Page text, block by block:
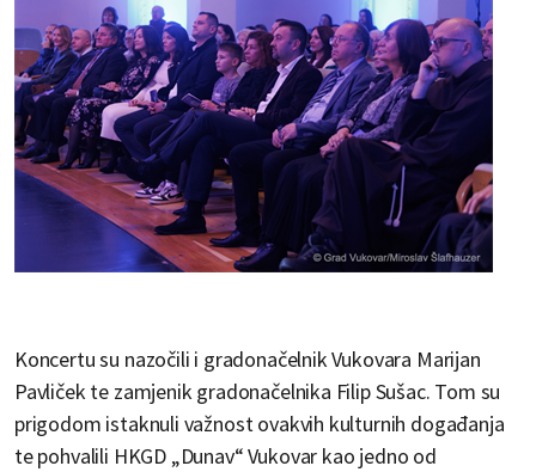
Koncertu su nazočili i gradonačelnik Vukovara Marijan
Pavliček te zamjenik gradonačelnika Filip Sušac. Tom su
prigodom istaknuli važnost ovakvih kulturnih događanja
te pohvalili HKGD „Dunav“ Vukovar kao jedno od